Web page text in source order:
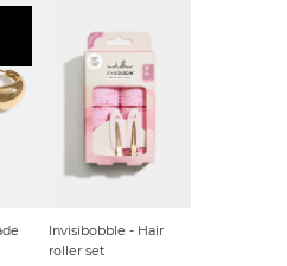
Invisibobble - Hair
roller set